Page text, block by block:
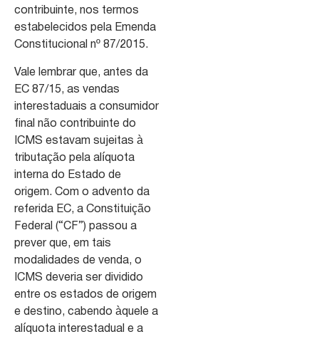
contribuinte, nos termos
estabelecidos pela Emenda
Constitucional nº 87/2015.
Vale lembrar que, antes da
EC 87/15, as vendas
interestaduais a consumidor
final não contribuinte do
ICMS estavam sujeitas à
tributação pela alíquota
interna do Estado de
origem. Com o advento da
referida EC, a Constituição
Federal (“CF”) passou a
prever que, em tais
modalidades de venda, o
ICMS deveria ser dividido
entre os estados de origem
e destino, cabendo àquele a
alíquota interestadual e a